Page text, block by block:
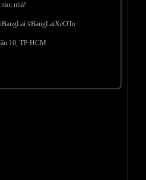
nhà!
#BangLaiXeOTo
10, TP HCM